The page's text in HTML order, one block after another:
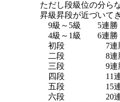
ただし段級位の分ら
昇級昇段が近づいて
9級～5級 5連勝
4級～1級 6連勝
初段 7連勝
二段 8連勝
三段 9連勝
四段 11連勝
五段 15連勝
六段 20連勝